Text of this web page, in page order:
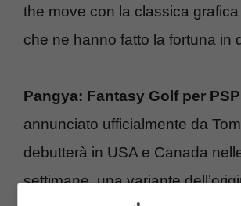
the move con la classica
che ne hanno fatto la fortuna in
Pangya: Fantasy Golf per PSP
annunciato ufficialmente da
debutterà in USA e Canada
settimane, una variante